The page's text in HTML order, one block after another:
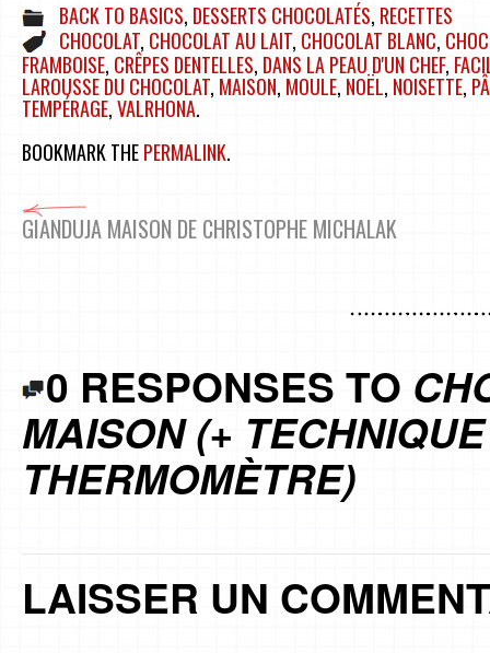
BACK TO BASICS, DESSERTS CHOCOLATÉS, RECETTES
CHOCOLAT, CHOCOLAT AU LAIT, CHOCOLAT BLANC,
FRAMBOISE, CRÊPES DENTELLES, DANS LA PEAU D'UN CHEF,
LAROUSSE DU CHOCOLAT, MAISON, MOULE, NOËL, NOISETTE,
TEMPÉRAGE,VALRHONA.
BOOKMARK THEPERMALINK.
GIANDUJA MAISON DE CHRISTOPHE MICHALAK
0 RESPONSES TO
MAISON (+
THERMOMÈTRE)
LAISSER UN